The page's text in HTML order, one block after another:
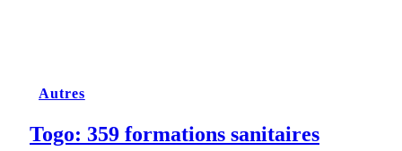
Autres
Togo: 359 formations sanitaires